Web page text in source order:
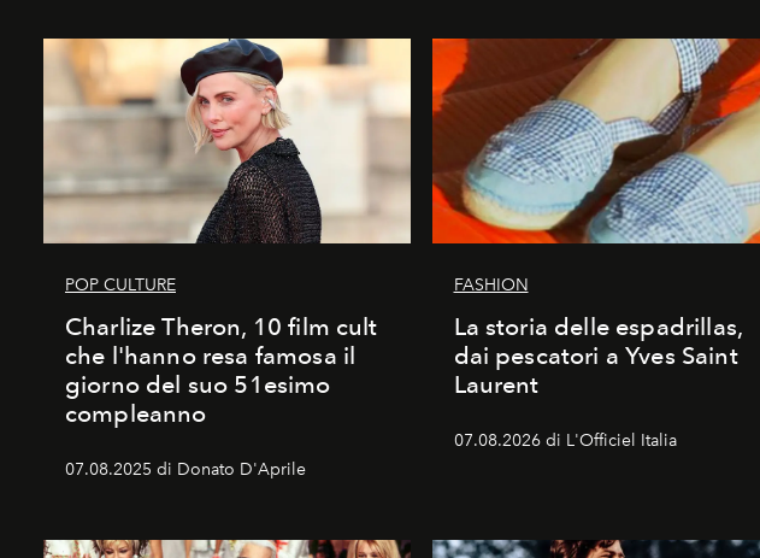
POP CULTURE
Charlize Theron, 10 film cult
che l'hanno resa famosa il
giorno del suo 51esimo
compleanno
07.08.2025 di Donato D'Aprile
FASHION
La storia delle espadrillas,
dai pescatori a Yves Saint
Laurent
07.08.2026 di L'Officiel Italia